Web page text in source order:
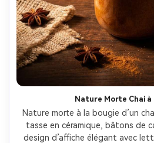
Nature Morte Chai à
Nature morte à la bougie d’un
tasse en céramique, bâtons de
design d’affiche élégant avec